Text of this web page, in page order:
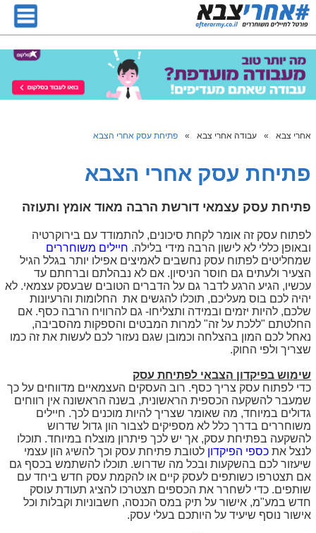
אחרי צבא » עבודה אחרי צבא » פתיחת עסק אחרי הצבא
פתיחת עסק אחרי הצבא
פתיחת עסק עצמאי דורשת הרבה מאוד אומץ ותעוזה
לפתוח עסק זה אומר לקחת סיכונים, להתמודד עם בירוקרטיה
ובאופן כללי לא לישון הרבה מידי בלילה. חיילים משוחררים
שמחליטים לפתוח עסק נחשבים לאמיצים אפילו יותר בגלל הגיל
הצעיר ולעתים גם חוסר הניסיון. אם לא נבהלתם וברחתם עד
עכשיו, הגיע הרגע לדבר גם על הדברים הטובים שבעסק עצמאי. לא
יהיה לכם בוס מעליכם, תוכלו להגשים את החלומות והרעיונות
שלכם, להיות יזמים ובמידה ותצליחו- גם להרוויח הרבה כסף. אם
החלטתם "ללכת על זה" למרות המבטים והספקות מהסביבה,
נאחל לכם המון בהצלחה וכמובן שגם נעזור לכם לעשות את זה כמו
שצריך ולפי החוק.
שימוש בפיקדון הצבאי לפתיחת עסק
כדי לפתוח עסק צריך כסף. רוב העסקים העצמאיים מדווחים על כך
שמעבר להשקעה הכספית הראשונית, בשנה הראשונה אין רווחים
גדולים במיוחד, מה שאומר שצריך להיות מוכנים לכך. חיילים
משוחררים בדרך כלל לא מספיקים לצבור הון גדול שדרוש
להשקעה בפתיחת עסק, אך יש לכך פיתרון מוצלח במיוחד. תוכלו
לנצל את כספי הפיקדון לטובת פתיחת עסק וכך להשיג הון עצמי
שיעזור לכם בהשקעות ובכל מה שדרוש. תוכלו להשתמש בכסף גם
אם תצטרפו כשותפים לעסק קיים או להקמת עסק חדש ביחד עם
שותפים. כדי לשחרר את הכספים תצטרכו להציג תעודת עוסק
חדש במע"מ, אישור על תיק במס הכנסה, חשבוניות וקבלות וכל
אישור נוסף שיעיד על היותכם בעלי עסק.